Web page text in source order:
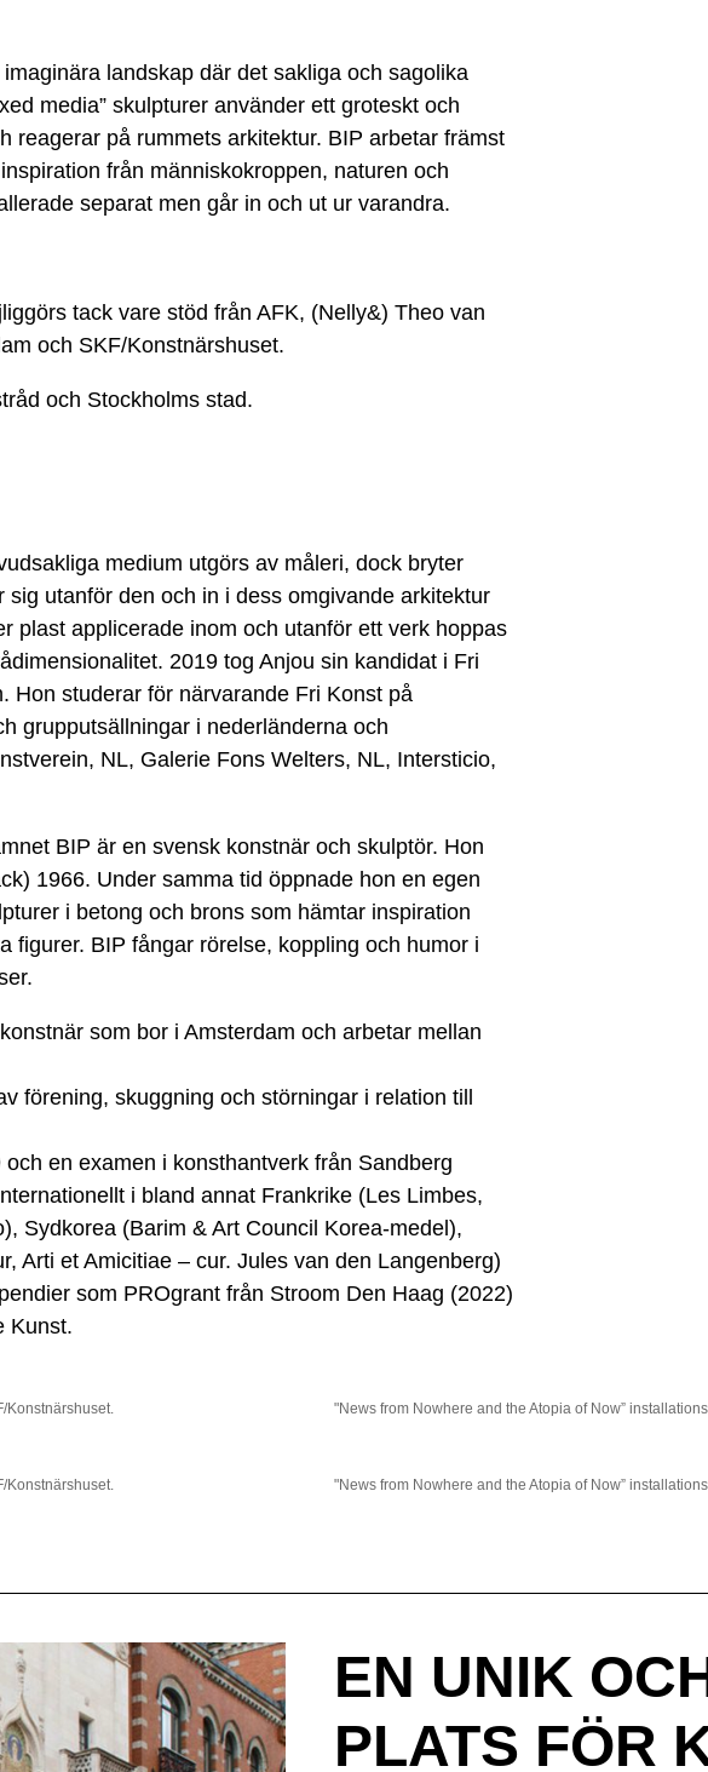
landskap där det sakliga och sagolika
media” skulpturer använder ett groteskt och
reagerar på rummets arkitektur. BIP arbetar främst
från människokroppen, naturen och
separat men går in och ut ur varandra.
tack vare stöd från AFK, (Nelly&) Theo van
och SKF/Konstnärshuset.
och Stockholms stad.
medium utgörs av måleri, dock bryter
utanför den och in i dess omgivande arkitektur
plast applicerade inom och utanför ett verk hoppas
2019 tog Anjou sin kandidat i Fri
Hon studerar för närvarande Fri Konst på
grupputsällningar i nederländerna och
NL, Galerie Fons Welters, NL, Intersticio,
BIP är en svensk konstnär och skulptör. Hon
1966. Under samma tid öppnade hon en egen
i betong och brons som hämtar inspiration
figurer. BIP fångar rörelse, koppling och humor i
som bor i Amsterdam och arbetar mellan
förening, skuggning och störningar i relation till
en examen i konsthantverk från Sandberg
i bland annat Frankrike (Les Limbes,
Sydkorea (Barim & Art Council Korea-medel),
Arti et Amicitiae – cur. Jules van den Langenberg)
som PROgrant från Stroom Den Haag (2022)
Kunst.
Konstnärshuset. "News from Nowhere and the Atopia of Now”
Konstnärshuset. "News from Nowhere and the Atopia of Now”
EN UNIK
PLATS FÖR